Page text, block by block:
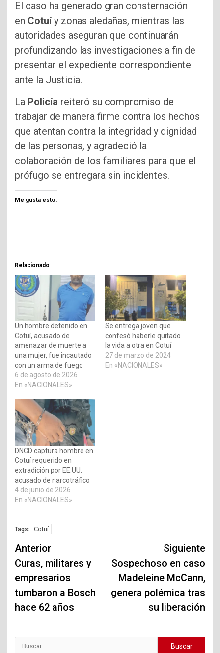
El caso ha generado gran consternación
en Cotuíy zonas aledañas, mientras las
autoridades aseguran que continuarán
profundizando las investigaciones a fin de
presentar el expediente correspondiente
ante la Justicia.
La Policía reiteró su compromiso de
trabajar de manera firme contra los hechos
que atentan contra la integridad y dignidad
de las personas, y agradeció la
colaboración de los familiares para que el
prófugo se entregara sin incidentes.
Me gusta esto:
Relacionado
Un hombre detenido en
Cotuí, acusado de
amenazar de muerte a
una mujer, fue incautado
con un arma de fuego
6 de agosto de 2026
En «NACIONALES»
Se entrega joven que
confesó haberle quitado
la vida a otra en Cotuí
27 de marzo de 2024
En «NACIONALES»
DNCD captura hombre en
Cotuí requerido en
extradición por EE.UU.
acusado de narcotráfico
4 de junio de 2026
En «NACIONALES»
Tags: Cotuí
Navegación
de
entradas
Anterior
Curas, militares y
empresarios
tumbaron a Bosch
hace 62 años
Siguiente
Sospechoso en caso
Madeleine McCann,
genera polémica tras
su liberación
Buscar: